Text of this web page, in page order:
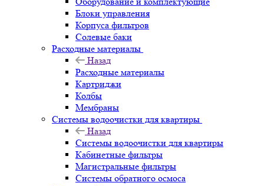
Блоки управления
Корпуса фильтров
Солевые баки
Расходные материалы
Назад
Расходные материалы
Картриджи
Колбы
Мембраны
Системы водоочистки для квартиры
Назад
Системы водоочистки для квартиры
Кабинетные фильтры
Магистральные фильтры
Системы обратного осмоса